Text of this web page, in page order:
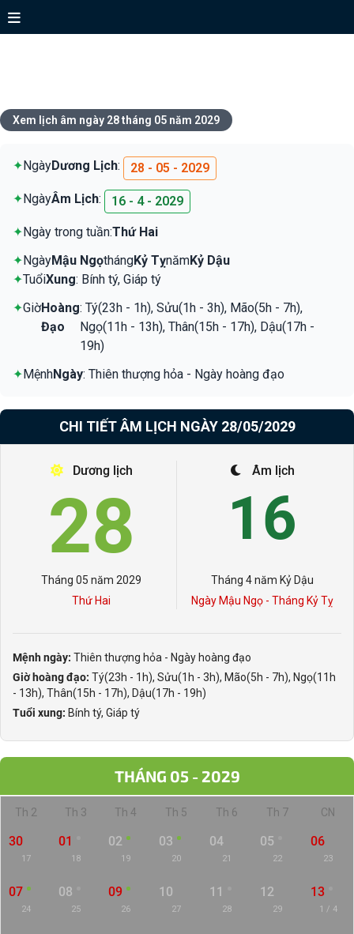
Xem lịch âm ngày 28 tháng 05 năm 2029
✦NgàyDương Lịch: 28 - 05 - 2029
✦NgàyÂm Lịch: 16 - 4 - 2029
✦Ngày trong tuần:Thứ Hai
✦NgàyMậu NgọthángKỷ TỵnămKỷ Dậu
✦TuổiXung: Bính tý, Giáp tý
✦GiờHoàng
Đạo
: Tý(23h - 1h), Sửu(1h - 3h), Mão(5h - 7h),
Ngọ(11h - 13h), Thân(15h - 17h), Dậu(17h -
19h)
✦MệnhNgày: Thiên thượng hỏa - Ngày hoàng đạo
CHI TIẾT ÂM LỊCH NGÀY 28/05/2029
Dương lịch
28
Tháng 05 năm 2029
Thứ Hai
Âm lịch
16
Tháng 4 năm Kỷ Dậu
Ngày Mậu Ngọ - Tháng Kỷ Tỵ
Mệnh ngày: Thiên thượng hỏa - Ngày hoàng đạo
Giờ hoàng đạo: Tý(23h - 1h), Sửu(1h - 3h), Mão(5h - 7h), Ngọ(11h
- 13h), Thân(15h - 17h), Dậu(17h - 19h)
Tuổi xung: Bính tý, Giáp tý
THÁNG 05 - 2029
Th 2 Th 3 Th 4 Th 5 Th 6 Th 7 CN
30
17
01
18
02
19
03
20
04
21
05
22
06
23
07
24
08
25
09
26
10
27
11
28
12
29
13
1 / 4